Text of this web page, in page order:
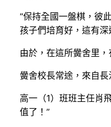
“保持全國一盤棋，彼
孩子們培育好，這有深
由於，在這所黌舍里
黌舍校長常途，來自
高一（1）班班主任肖
值了！”